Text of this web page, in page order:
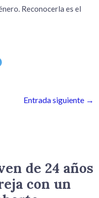
Reconocerla es el
Entrada siguiente →
de 24 años
con un